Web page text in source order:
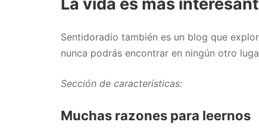
Sentidoradio también es un blog que
nunca podrás encontrar en ningún otro
Sección de características:
Muchas razones para leernos